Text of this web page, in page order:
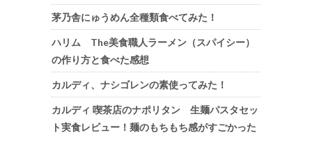
茅乃舎にゅうめん全種類食べてみた！
ハリム The美食職人ラーメン（スパイシー）
の作り方と食べた感想
カルディ、ナシゴレンの素使ってみた！
カルディ 喫茶店のナポリタン 生麺パスタセッ
ト実食レビュー！麺のもちもち感がすごかった